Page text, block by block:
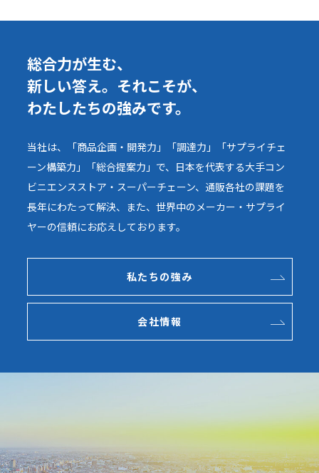
総合力が生む、
新しい答え。それこそが、
わたしたちの強みです。
当社は、「商品企画・開発力」「調達力」「サプライチェ
ーン構築力」「総合提案力」で、日本を代表する大手コン
ビニエンスストア・スーパーチェーン、通販各社の課題を
長年にわたって解決、また、世界中のメーカー・サプライ
ヤーの信頼にお応えしております。
私たちの強み
会社情報